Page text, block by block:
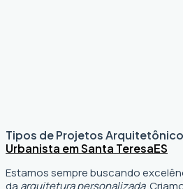
Tipos de Projetos
Urbanista em Santa TeresaES
Estamos sempre buscando
da arquitetura personalizada.